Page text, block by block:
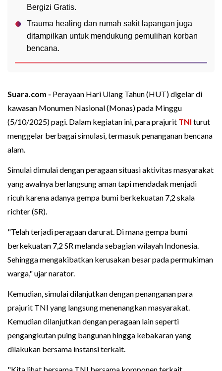
Bergizi Gratis.
Trauma healing dan rumah sakit lapangan juga
ditampilkan untuk mendukung pemulihan korban
bencana.
Suara.com - Perayaan Hari Ulang Tahun (HUT) digelar di
kawasan Monumen Nasional (Monas) pada Minggu
(5/10/2025) pagi. Dalam kegiatan ini, para prajurit TNI turut
menggelar berbagai simulasi, termasuk penanganan bencana
alam.
Simulai dimulai dengan peragaan situasi aktivitas masyarakat
yang awalnya berlangsung aman tapi mendadak menjadi
ricuh karena adanya gempa bumi berkekuatan 7,2 skala
richter (SR).
"Telah terjadi peragaan darurat. Di mana gempa bumi
berkekuatan 7,2 SR melanda sebagian wilayah Indonesia.
Sehingga mengakibatkan kerusakan besar pada permukiman
warga," ujar narator.
Kemudian, simulai dilanjutkan dengan penanganan para
prajurit TNI yang langsung menenangkan masyarakat.
Kemudian dilanjutkan dengan peragaan lain seperti
pengangkutan puing bangunan hingga kebakaran yang
dilakukan bersama instansi terkait.